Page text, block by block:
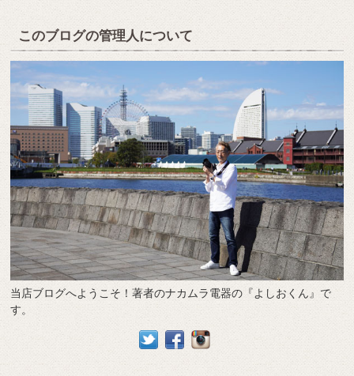
このブログの管理人について
当店ブログへようこそ！著者のナカムラ電器の『よしおくん』で
す。